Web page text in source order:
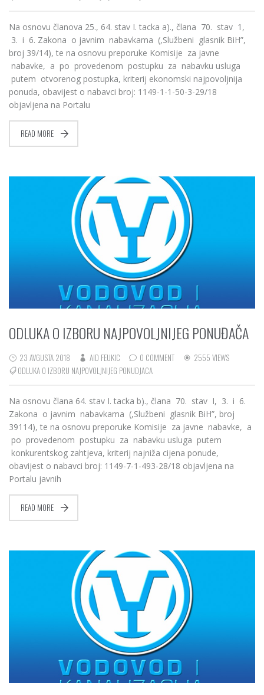
Na osnovu članova 25., 64. stav I. tacka a)., člana 70. stav 1,
3. i 6. Zakona o javnim nabavkama (,Službeni glasnik BiH”,
broj 39/14), te na osnovu preporuke Komisije za javne
nabavke, a po provedenom postupku za nabavku usluga
putem otvorenog postupka, kriterij ekonomski najpovoljnija
ponuda, obavijest o nabavci broj: 1149-1-1-50-3-29/18
objavljena na Portalu
READ MORE
ODLUKA O IZBORU NAJPOVOLJNIJEG PONUĐAČA
23 AVGUSTA 2018 AID FEUKIC 0 COMMENT
2555 VIEWS
ODLUKA O IZBORU NAJPOVOLJNIJEG PONUDJACA
Na osnovu člana 64. stav I. tacka b)., člana 70. stav I, 3. i 6.
Zakona o javnim nabavkama (,Službeni glasnik BiH”, broj
39114), te na osnovu preporuke Komisije za javne nabavke, a
po provedenom postupku za nabavku usluga putem
konkurentskog zahtjeva, kriterij najniža cijena ponude,
obavijest o nabavci broj: 1149-7-1-493-28/18 objavljena na
Portalu javnih
READ MORE